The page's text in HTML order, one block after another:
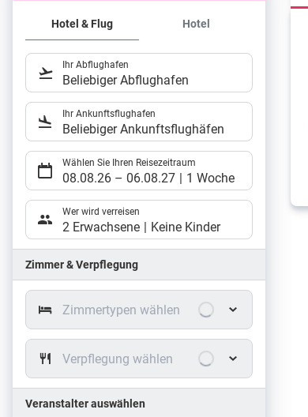
Hotel & Flug Hotel
Ihr Abflughafen
Beliebiger Abflughafen
Ihr Ankunftsflughafen
Beliebiger Ankunftsflughäfen
Wählen Sie Ihren Reisezeitraum
08.08.26 – 06.08.27 1 Woche
Wer wird verreisen
2 Erwachsene Keine Kinder
Zimmer & Verpflegung
Zimmertypen wählen
Verpflegung wählen
Veranstalter auswählen